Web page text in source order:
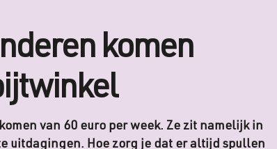
komen
van 60 euro per week. Ze zit namelijk in
uitdagingen. Hoe zorg je dat er altijd spullen